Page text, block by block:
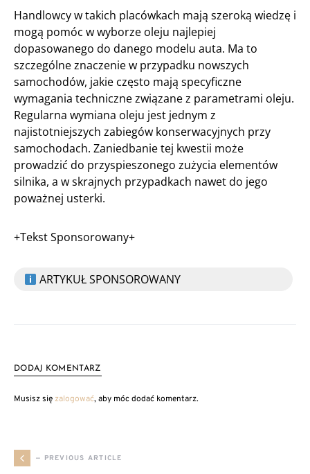
Handlowcy w takich placówkach mają szeroką wiedzę i
mogą pomóc w wyborze oleju najlepiej
dopasowanego do danego modelu auta. Ma to
szczególne znaczenie w przypadku nowszych
samochodów, jakie często mają specyficzne
wymagania techniczne związane z parametrami oleju.
Regularna wymiana oleju jest jednym z
najistotniejszych zabiegów konserwacyjnych przy
samochodach. Zaniedbanie tej kwestii może
prowadzić do przyspieszonego zużycia elementów
silnika, a w skrajnych przypadkach nawet do jego
poważnej usterki.
+Tekst Sponsorowany+
ARTYKUŁ SPONSOROWANY
DODAJ KOMENTARZ
Musisz sięzalogować, aby móc dodać komentarz.
— PREVIOUS ARTICLE